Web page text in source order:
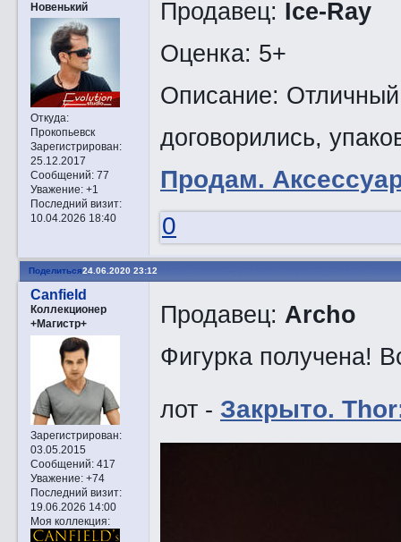
Новенький
Откуда:
Прокопьевск
Зарегистрирован:
25.12.2017
Сообщений:77
Уважение: +1
Последний визит:
10.04.2026 18:40
Продавец: Ice-Ray
Оценка: 5+
Описание: Отличный
договорились,
Прoдам.
0
Поделиться24.06.2020 23:12
Canfield
Коллекционер
+Магистр+
Зарегистрирован:
03.05.2015
Сообщений:417
Уважение: +74
Последний визит:
19.06.2026 14:00
Моя коллекция:
Продавец: Archo
Фигурка получена!
лот - Закрытo.